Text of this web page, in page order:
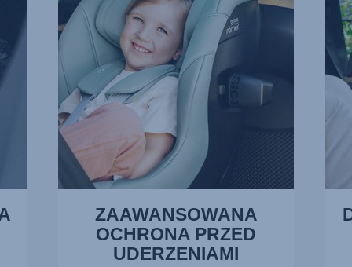
UDERZENIAMI
BOCZNYMI
-
13
ZAAWANSOWANA
OCHRONA PRZED
UDERZENIAMI
13